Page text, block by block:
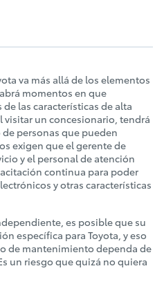
va más allá de los elementos
momentos en que
las características de alta
visitar un concesionario, tendrá
personas que pueden
exigen que el gerente de
y el personal de atención
continua para poder
y otras características
es posible que su
específica para Toyota, y eso
de mantenimiento dependa de
un riesgo que quizá no quiera